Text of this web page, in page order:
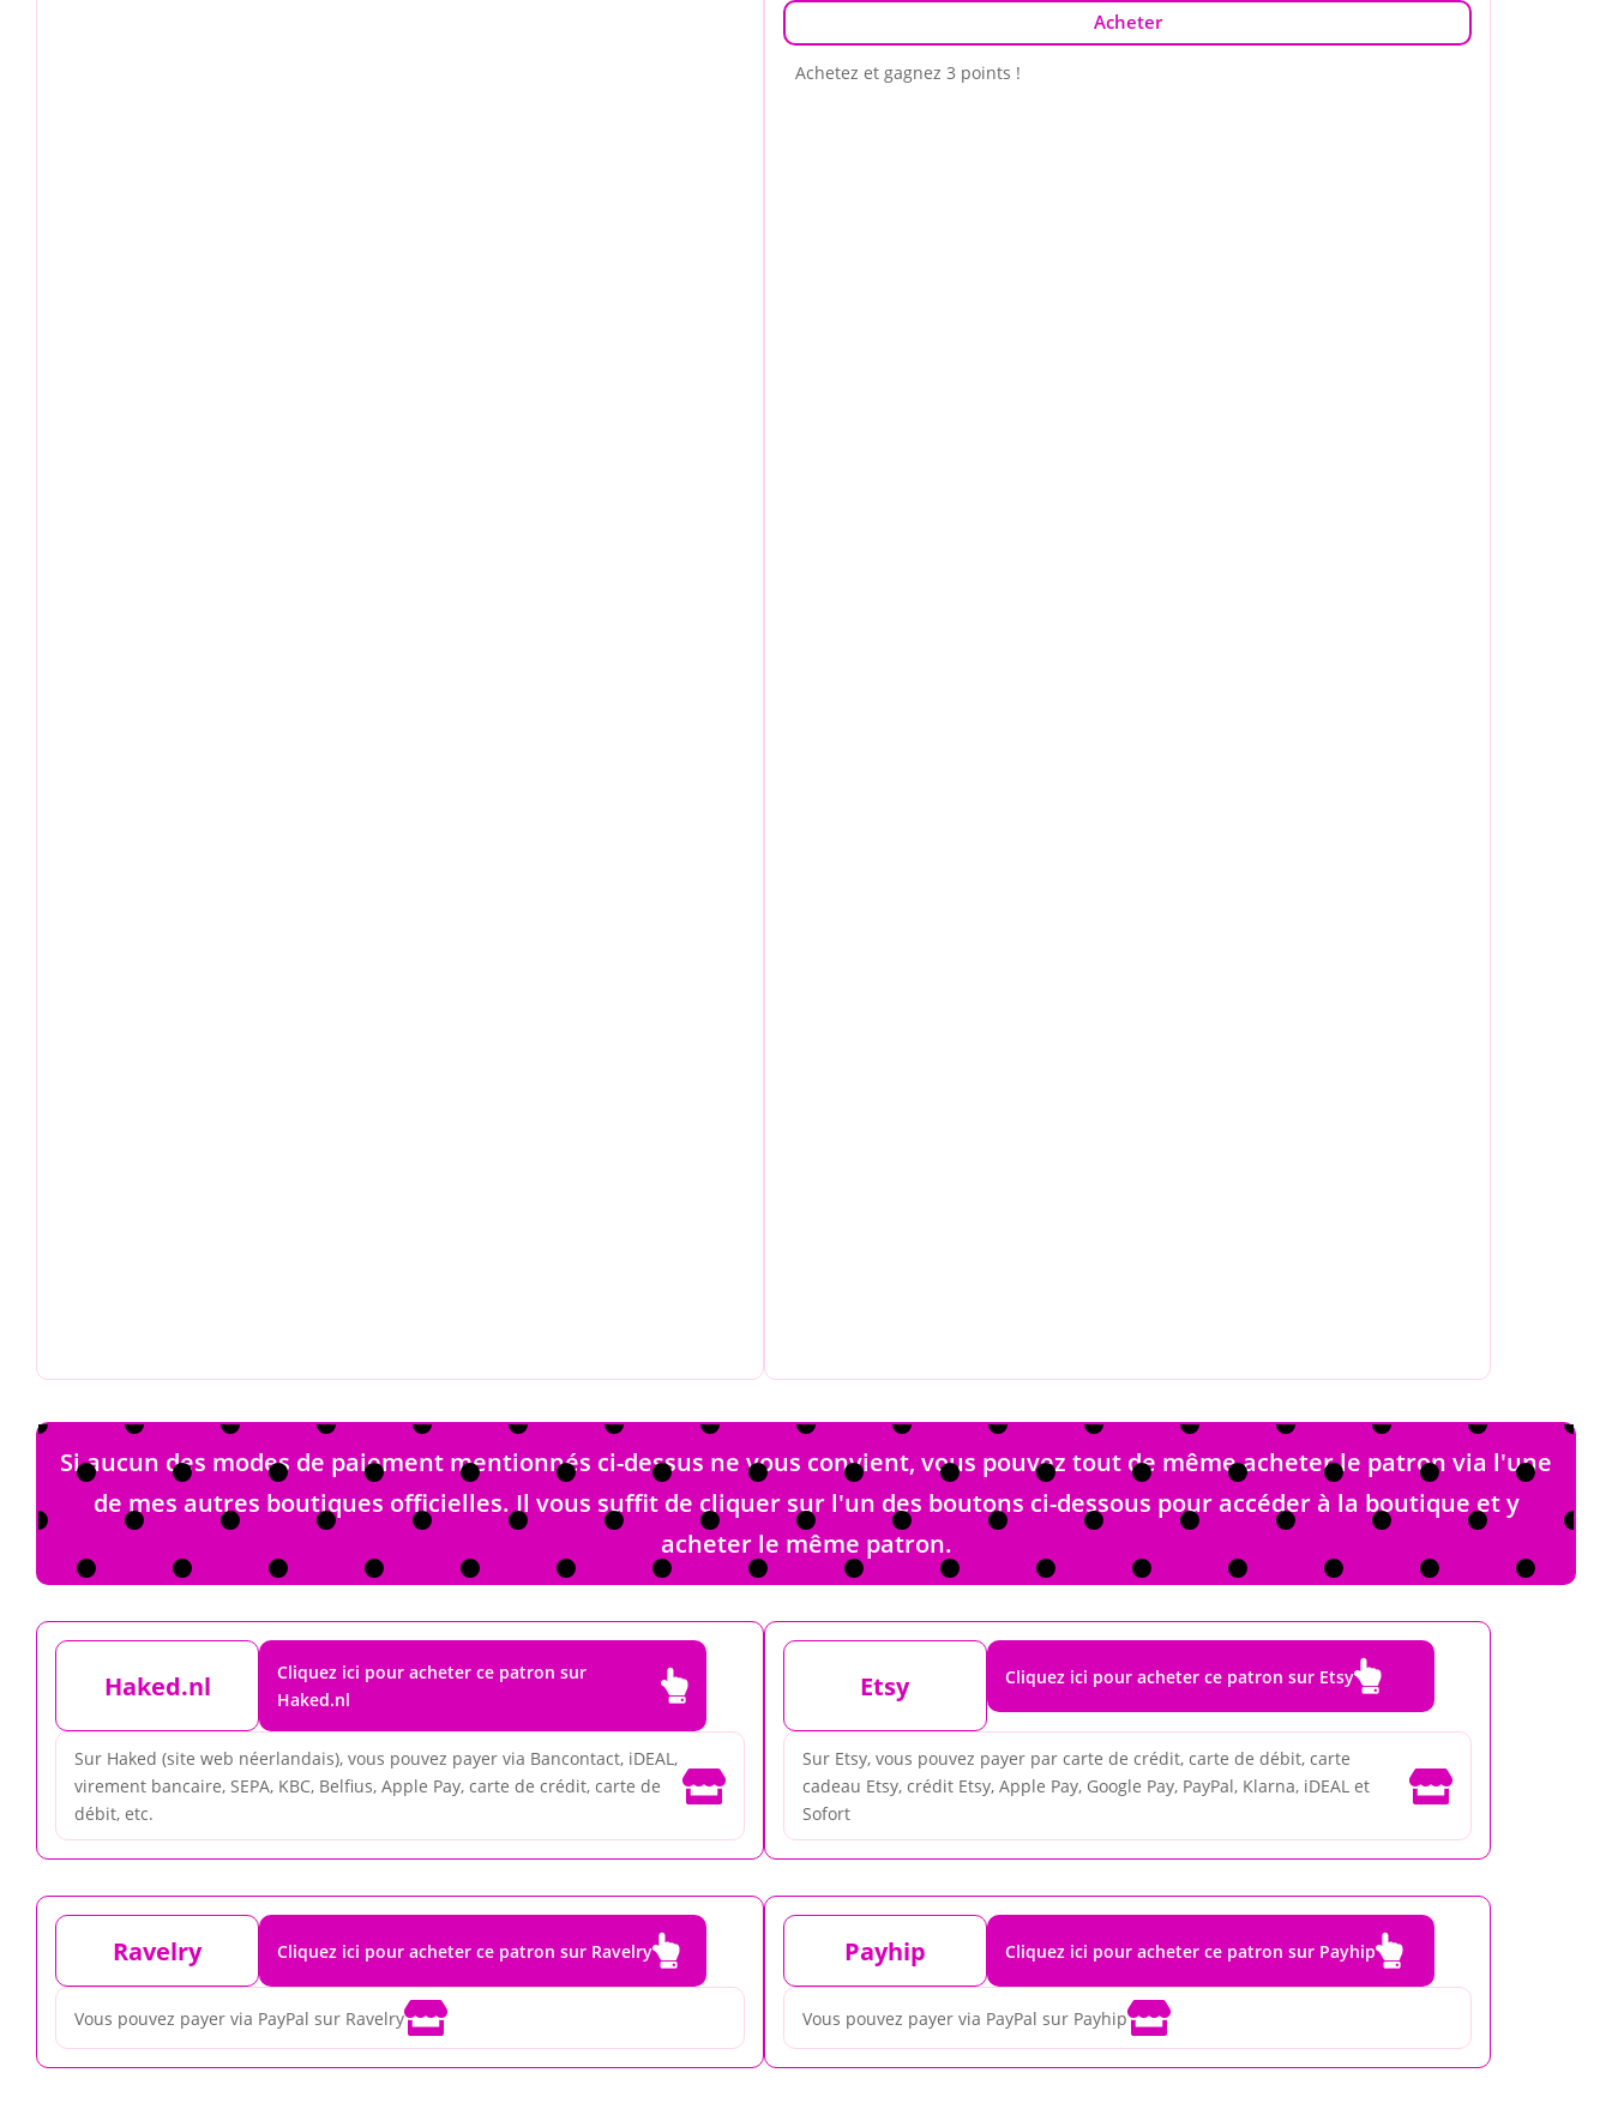
Acheter
Achetez et gagnez 3 points !
Si aucun des modes de paiement mentionnés ci-dessus ne vous convient, vous pouvez tout de même acheter le patron via l'une
de mes autres boutiques officielles. Il vous suffit de cliquer sur l'un des boutons ci-dessous pour accéder à la boutique et y
acheter le même patron.
Haked.nl
Cliquez ici pour acheter ce patron sur
Haked.nl

Sur Haked (site web néerlandais), vous pouvez payer via Bancontact, iDEAL,
virement bancaire, SEPA, KBC, Belfius, Apple Pay, carte de crédit, carte de
débit, etc.

Etsy Cliquez ici pour acheter ce patron sur Etsy
Sur Etsy, vous pouvez payer par carte de crédit, carte de débit, carte
cadeau Etsy, crédit Etsy, Apple Pay, Google Pay, PayPal, Klarna, iDEAL et
Sofort

Ravelry Cliquez ici pour acheter ce patron sur Ravelry
Vous pouvez payer via PayPal sur Ravelry
Payhip Cliquez ici pour acheter ce patron sur Payhip
Vous pouvez payer via PayPal sur Payhip